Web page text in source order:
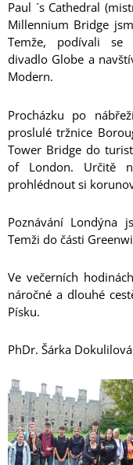
Paul ´s Cathedral
Millennium Bridge
Temže, podívali se
divadlo Globe a
Modern.
Procházku po
proslulé tržnice
Tower Bridge do
of London. Určitě
prohlédnout si
Poznávání Londýna
Temži do části
Ve večerních
náročné a dlouhé
Písku.
PhDr. Šárka